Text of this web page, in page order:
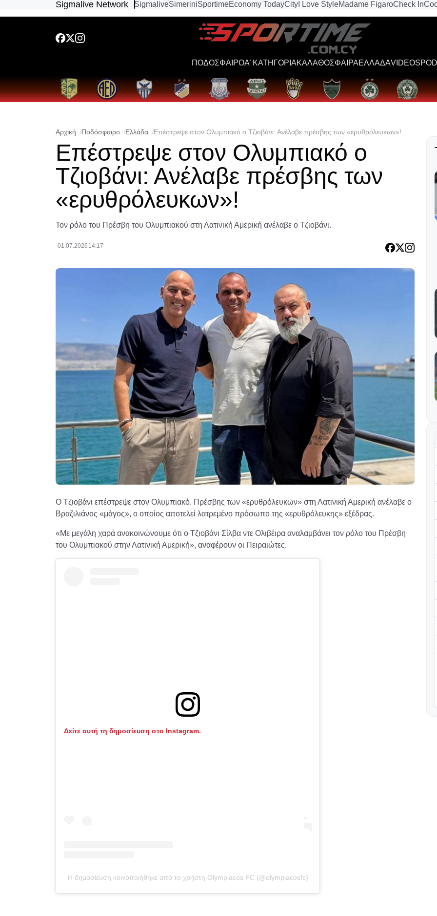
Sigmalive Network SigmaliveSimeriniSportimeEconomy TodayCity I Love StyleMadame FigaroCheck In
ΠΟΔΟΣΦΑΙΡΟΑ’ ΚΑΤΗΓΟΡΙΑΚΑΛΑΘΟΣΦΑΙΡΑΕΛΛΑΔΑVIDEOS
Αρχική Ποδόσφαιρο Ελλάδα Επέστρεψε στον Ολυμπιακό ο Τζιοβάνι: Ανέλαβε πρέσβης των «ερυθρόλευκων»!
Επέστρεψε στον Ολυμπιακό ο
Τζιοβάνι: Ανέλαβε πρέσβης των
«ερυθρόλευκων»!
Τον ρόλο του Πρέσβη του Ολυμπιακού στη Λατινική Αμερική ανέλαβε ο Τζιοβάνι.
01.07.2026 14:17
Ο Τζιοβάνι επέστρεψε στον Ολυμπιακό. Πρέσβης των «ερυθρόλευκων» στη Λατινική Αμερική ανέλαβε ο
Βραζιλιάνος «μάγος», ο οποίος αποτελεί λατρεμένο πρόσωπο της «ερυθρόλευκης» εξέδρας.
«Με μεγάλη χαρά ανακοινώνουμε ότι ο Τζιοβάνι Σίλβα ντε Ολιβέιρα αναλαμβάνει τον ρόλο του Πρέσβη
του Ολυμπιακού στην Λατινική Αμερική», αναφέρουν οι Πειραιώτες.
Δείτε αυτή τη δημοσίευση στο Instagram.
Η δημοσίευση κοινοποιήθηκε από το χρήστη Olympiacos FC (@olympiacosfc)